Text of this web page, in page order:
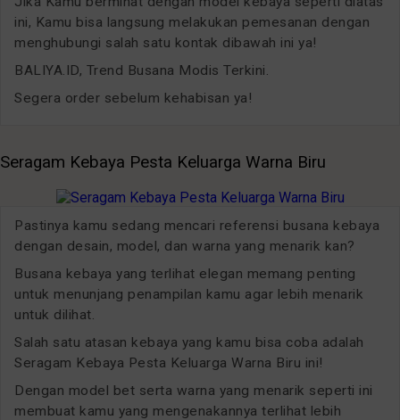
ini, Kamu bisa langsung melakukan pemesanan dengan
menghubungi salah satu kontak dibawah ini ya!
BALIYA.ID, Trend Busana Modis Terkini.
Segera order sebelum kehabisan ya!
Seragam Kebaya Pesta Keluarga Warna Biru
Pastinya kamu sedang mencari referensi busana kebaya
dengan desain, model, dan warna yang menarik kan?
Busana kebaya yang terlihat elegan memang penting
untuk menunjang penampilan kamu agar lebih menarik
untuk dilihat.
Salah satu atasan kebaya yang kamu bisa coba adalah
Seragam Kebaya Pesta Keluarga Warna Biru ini!
Dengan model bet serta warna yang menarik seperti ini
membuat kamu yang mengenakannya terlihat lebih